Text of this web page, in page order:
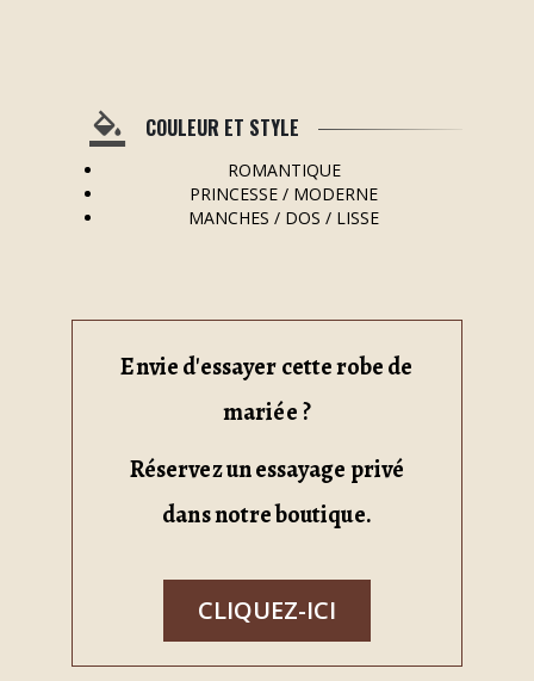
COULEUR ET STYLE
ROMANTIQUE
PRINCESSE / MODERNE
MANCHES / DOS / LISSE
Envie d'essayer cette robe de
mariée ?
Réservez un essayage privé
dans notre boutique.
CLIQUEZ-ICI